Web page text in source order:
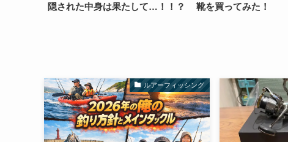
隠された中身は果たして…！！？
靴を買ってみた！
ルアーフィッシング